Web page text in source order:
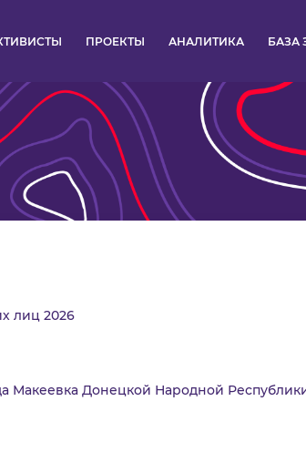
ПРОЕКТЫ АНАЛИТИКА БАЗА
ЗНАНИЙ
лиц 2026
Макеевка Донецкой Народной